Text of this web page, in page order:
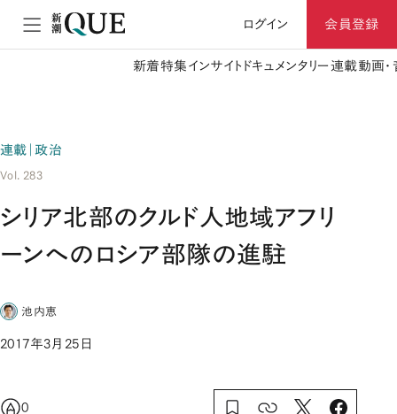
ログイン 会員登録
新着特集 インサイト ドキュメンタリー 連載動画
連載｜政治
Vol. 283
シリア北部のクルド人地域アフリ
ーンへのロシア部隊の進駐
池内恵
2017年3月25日
0